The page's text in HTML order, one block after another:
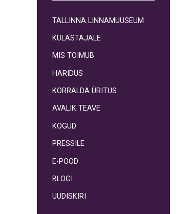
TALLINNA LINNAMUUSEUM
KÜLASTAJALE
MIS TOIMUB
HARIDUS
KORRALDA ÜRITUS
AVALIK TEAVE
KOGUD
PRESSILE
E-POOD
BLOGI
UUDISKIRI